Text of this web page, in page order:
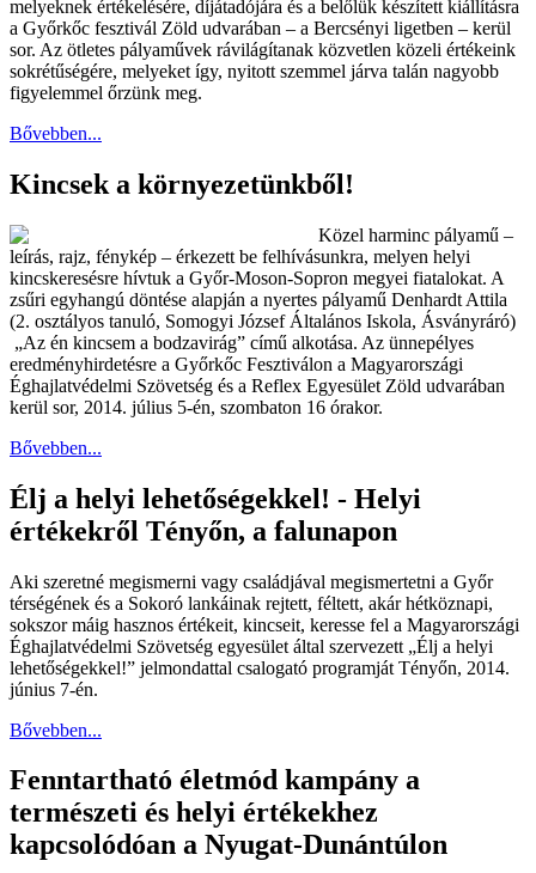
melyeknek értékelésére, díjátadójára és a belőlük készített kiállításra
a Győrkőc fesztivál Zöld udvarában – a Bercsényi ligetben – kerül
sor. Az ötletes pályaművek rávilágítanak közvetlen közeli értékeink
sokrétűségére, melyeket így, nyitott szemmel járva talán nagyobb
figyelemmel őrzünk meg.
Bővebben...
Kincsek a környezetünkből!
Közel harminc pályamű –
leírás, rajz, fénykép – érkezett be felhívásunkra, melyen helyi
kincskeresésre hívtuk a Győr-Moson-Sopron megyei fiatalokat. A
zsűri egyhangú döntése alapján a nyertes pályamű Denhardt Attila
(2. osztályos tanuló, Somogyi József Általános Iskola, Ásványráró)
„Az én kincsem a bodzavirág” című alkotása. Az ünnepélyes
eredményhirdetésre a Győrkőc Fesztiválon a Magyarországi
Éghajlatvédelmi Szövetség és a Reflex Egyesület Zöld udvarában
kerül sor, 2014. július 5-én, szombaton 16 órakor.
Bővebben...
Élj a helyi lehetőségekkel! - Helyi
értékekről Tényőn, a falunapon
Aki szeretné megismerni vagy családjával megismertetni a Győr
térségének és a Sokoró lankáinak rejtett, féltett, akár hétköznapi,
sokszor máig hasznos értékeit, kincseit, keresse fel a Magyarországi
Éghajlatvédelmi Szövetség egyesület által szervezett „Élj a helyi
lehetőségekkel!” jelmondattal csalogató programját Tényőn, 2014.
június 7-én.
Bővebben...
Fenntartható életmód kampány a
természeti és helyi értékekhez
kapcsolódóan a Nyugat-Dunántúlon